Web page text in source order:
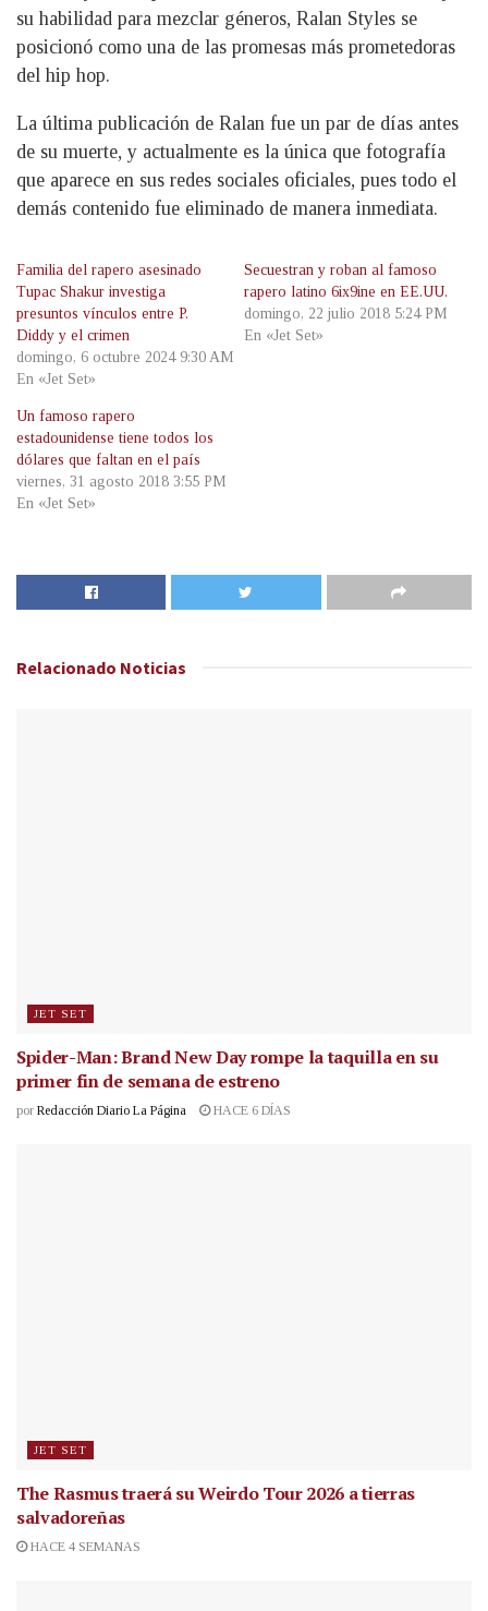
su habilidad para mezclar géneros, Ralan Styles se
posicionó como una de las promesas más prometedoras
del hip hop.
La última publicación de Ralan fue un par de días antes
de su muerte, y actualmente es la única que fotografía
que aparece en sus redes sociales oficiales, pues todo el
demás contenido fue eliminado de manera inmediata.
Familia del rapero asesinado
Tupac Shakur investiga
presuntos vínculos entre P.
Diddy y el crimen
domingo, 6 octubre 2024 9:30 AM
En «Jet Set»
Secuestran y roban al famoso
rapero latino 6ix9ine en EE.UU.
domingo, 22 julio 2018 5:24 PM
En «Jet Set»
Un famoso rapero
estadounidense tiene todos los
dólares que faltan en el país
viernes, 31 agosto 2018 3:55 PM
En «Jet Set»
Relacionado Noticias
JET SET
Spider-Man: Brand New Day rompe la taquilla en su
primer fin de semana de estreno
por Redacción Diario La Página HACE 6 DÍAS
JET SET
The Rasmus traerá su Weirdo Tour 2026 a tierras
salvadoreñas
HACE 4 SEMANAS